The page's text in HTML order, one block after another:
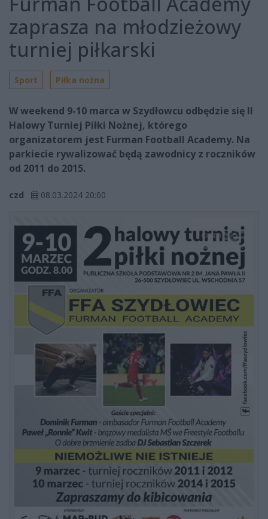
zaprasza na młodzieżowy
turniej piłkarski
Sport Piłka nożna
W weekend 9-10 marca w Szydłowcu odbędzie się II
Halowy Turniej Piłki Nożnej, którego
organizatorem jest Furman Football Academy. Na
parkiecie rywalizować będą zawodnicy z roczników
od 2011 do 2015.
czd 08.03.2024 20:00